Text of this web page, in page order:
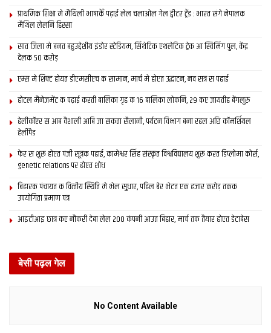
प्राथमिक शि‍क्षा मे मैथि‍ली भाषाकेँ पढ़ाई लेल चलाओल गेल ट्वीटर ट्रेंड : भारत संगे नेपालक
मैथिल लेलनि हिस्सा
सात जिला मे बनत बहुउद्देशीय इंडोर स्‍टेडि‍यम, सिंथेटिक एथलेटिक ट्रेक आ स्विमिंग पुल, केंद्र
देलक 50 करोड़
एम्स मे शिफ्ट होयत डीएमसीएच क सामान, मार्च मे होएत उद्घाटन, नव सत्र स पढाई
होटल मैनेजमेंट क पढ़ाई करती बालिका गृह क 16 बालिका लोकनि, 29 कए जायतीह बेंगलुरु
हेलीकॉप्टर स आब वैशाली आबि जा सकता सैलानी, पर्यटन विभाग बना रहल अछि कॉमर्शियल
हेलीपैड
फेर स शुरू होएत पंजी सूत्रक पढाई, कामेश्वर सिंह संस्कृत विश्वविद्यालय शुरू करत डिप्लोमा कोर्स,
genetic relations पर होएत शोध
बिहारक पंचायत क वित्‍तीय स्थिति मे भेल सुधार, पहिल बेर भेटत एक हजार करोड़ तकक
उपयोगिता प्रमाण पत्र
आइटीआइ छात्र कए नौकरी देबा लेल 200 कंपनी आउत बिहार, मार्च तक तैयार होएत डेटाबेस
बेसी पढ़ल गेल
No Content Available